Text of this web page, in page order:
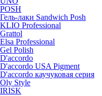
POSH
Гель-лаки Sandwich Posh
KLIO Professional
Grattol
Elsa Professional
Gel Polish
D'accordo
D'accordo USA Pigment
D'accordo каучуковая серия
Oly Style
IRISK